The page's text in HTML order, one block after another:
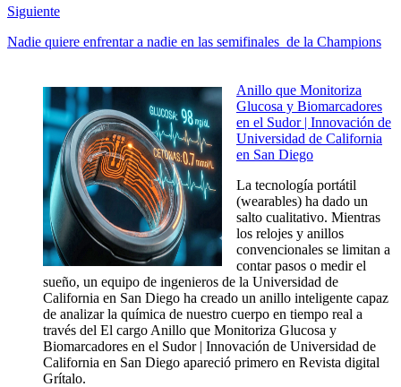
Siguiente
Nadie quiere enfrentar a nadie en las semifinales de la Champions
Anillo que Monitoriza
Glucosa y Biomarcadores
en el Sudor | Innovación de
Universidad de California
en San Diego
La tecnología portátil
(wearables) ha dado un
salto cualitativo. Mientras
los relojes y anillos
convencionales se limitan a
contar pasos o medir el
sueño, un equipo de ingenieros de la Universidad de
California en San Diego ha creado un anillo inteligente capaz
de analizar la química de nuestro cuerpo en tiempo real a
través del El cargo Anillo que Monitoriza Glucosa y
Biomarcadores en el Sudor | Innovación de Universidad de
California en San Diego apareció primero en Revista digital
Grítalo.